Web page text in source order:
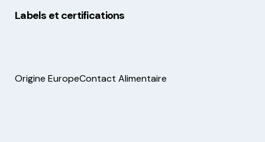
Labels et certifications
Origine EuropeContact Alimentaire